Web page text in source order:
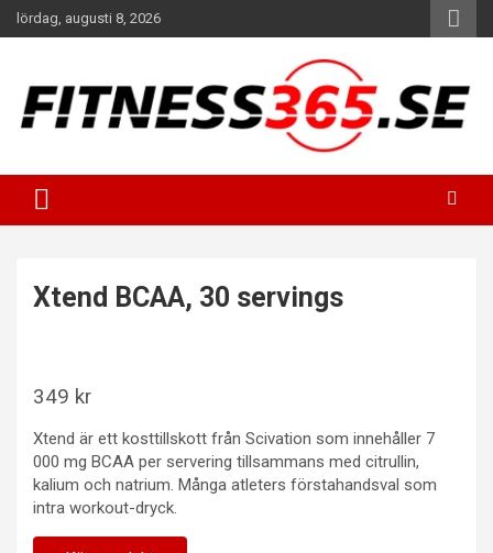
Hoppa
till
lördag, augusti 8, 2026
FITNESS365
Xtend BCAA, 30 servings
349 kr
Xtend är ett kosttillskott från Scivation som innehåller 7
000 mg BCAA per servering tillsammans med citrullin,
kalium och natrium. Många atleters förstahandsval som
intra workout-dryck.